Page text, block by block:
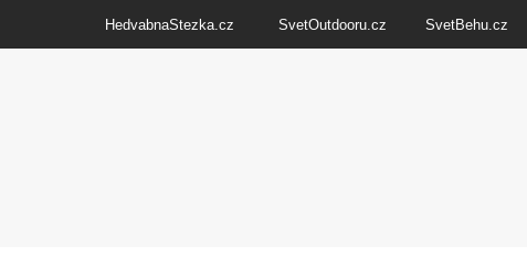
HedvabnaStezka.cz SvetOutdooru.cz SvetBehu.cz